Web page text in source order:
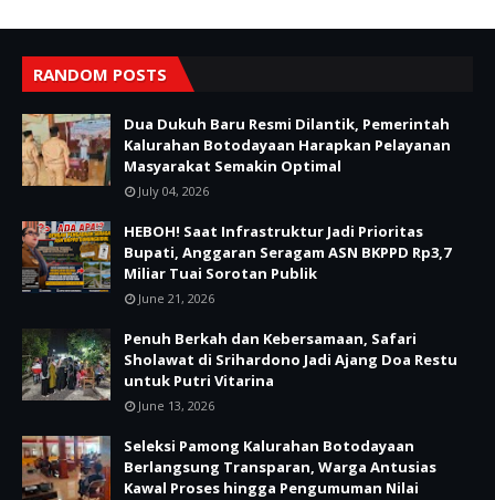
RANDOM POSTS
Dua Dukuh Baru Resmi Dilantik, Pemerintah
Kalurahan Botodayaan Harapkan Pelayanan
Masyarakat Semakin Optimal
July 04, 2026
HEBOH! Saat Infrastruktur Jadi Prioritas
Bupati, Anggaran Seragam ASN BKPPD Rp3,7
Miliar Tuai Sorotan Publik
June 21, 2026
Penuh Berkah dan Kebersamaan, Safari
Sholawat di Srihardono Jadi Ajang Doa Restu
untuk Putri Vitarina
June 13, 2026
Seleksi Pamong Kalurahan Botodayaan
Berlangsung Transparan, Warga Antusias
Kawal Proses hingga Pengumuman Nilai